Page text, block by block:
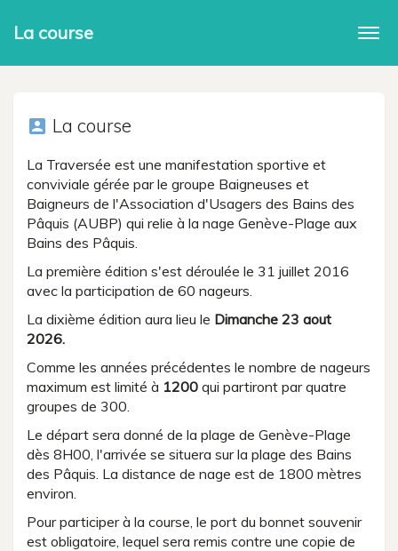
La course
account_box La course
La Traversée est une manifestation sportive et
conviviale gérée par le groupe Baigneuses et
Baigneurs de l'Association d'Usagers des Bains des
Pâquis (AUBP) qui relie à la nage Genève-Plage aux
Bains des Pâquis.
La première édition s'est déroulée le 31 juillet 2016
avec la participation de 60 nageurs.
La dixième édition aura lieu le Dimanche 23 aout
2026.
Comme les années précédentes le nombre de nageurs
maximum est limité à 1200 qui partiront par quatre
groupes de 300.
Le départ sera donné de la plage de Genève-Plage
dès 8H00, l'arrivée se situera sur la plage des Bains
des Pâquis. La distance de nage est de 1800 mètres
environ.
Pour participer à la course, le port du bonnet souvenir
est obligatoire, lequel sera remis contre une copie de